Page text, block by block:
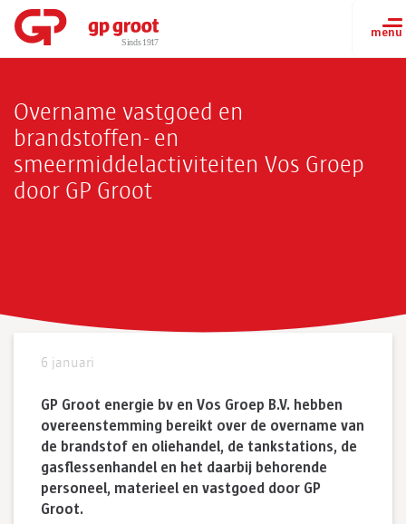
Overname vastgoed en
brandstoffen- en
smeermiddelactiviteiten Vos Groep
door GP Groot
6 januari
GP Groot energie bv en Vos Groep B.V. hebben
overeenstemming bereikt over de overname van
de brandstof en oliehandel, de tankstations, de
gasflessenhandel en het daarbij behorende
personeel, materieel en vastgoed door GP
Groot.